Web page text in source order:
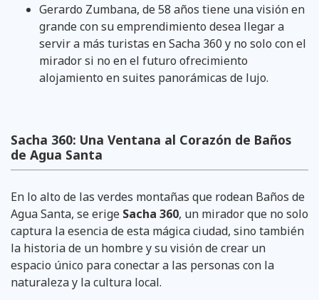
Gerardo Zumbana, de 58 años tiene una visión en
grande con su emprendimiento desea llegar a
servir a más turistas en Sacha 360 y no solo con el
mirador si no en el futuro ofrecimiento
alojamiento en suites panorámicas de lujo.
Sacha 360: Una Ventana al Corazón de Baños
de Agua Santa
En lo alto de las verdes montañas que rodean Baños de
Agua Santa, se erige Sacha 360, un mirador que no solo
captura la esencia de esta mágica ciudad, sino también
la historia de un hombre y su visión de crear un
espacio único para conectar a las personas con la
naturaleza y la cultura local.